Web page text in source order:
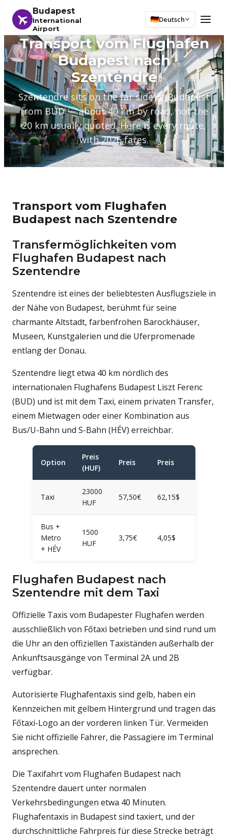
Budapest
International
Airport
Deutsch
Transport vom Flughafen
Budapest nach
Szentendre
Szentendre sits on the far side of Budapest
from BUD — about 40 km by road, not the
20 km usually quoted. Here is every route,
with 2026 fares.
Transport vom Flughafen
Budapest nach Szentendre
Transfermöglichkeiten vom
Flughafen Budapest nach
Szentendre
Szentendre ist eines der beliebtesten Ausflugsziele in
der Nähe von Budapest, berühmt für seine
charmante Altstadt, farbenfrohen Barockhäuser,
Museen, Kunstgalerien und die Uferpromenade
entlang der Donau.
Szentendre liegt etwa 40 km nördlich des
internationalen Flughafens Budapest Liszt Ferenc
(BUD) und ist mit dem Taxi, einem privaten Transfer,
einem Mietwagen oder einer Kombination aus
Bus/U-Bahn und S-Bahn (HÉV) erreichbar.
Option
Preis
(HUF)
Preis Preis
Taxi
23000
HUF
57,50€ 62,15$
Bus +
Metro
+ HÉV
1500
HUF
3,75€ 4,05$
Flughafen Budapest nach
Szentendre mit dem Taxi
Offizielle Taxis vom Budapester Flughafen werden
ausschließlich von Főtaxi betrieben und sind rund um
die Uhr an den offiziellen Taxiständen außerhalb der
Ankunftsausgänge von Terminal 2A und 2B
verfügbar.
Autorisierte Flughafentaxis sind gelb, haben ein
Kennzeichen mit gelbem Hintergrund und tragen das
Főtaxi-Logo an der vorderen linken Tür. Vermeiden
Sie nicht offizielle Fahrer, die Passagiere im Terminal
ansprechen.
Die Taxifahrt vom Flughafen Budapest nach
Szentendre dauert unter normalen
Verkehrsbedingungen etwa 40 Minuten.
Flughafentaxis in Budapest sind taxiert, und der
durchschnittliche Fahrpreis für diese Strecke beträgt